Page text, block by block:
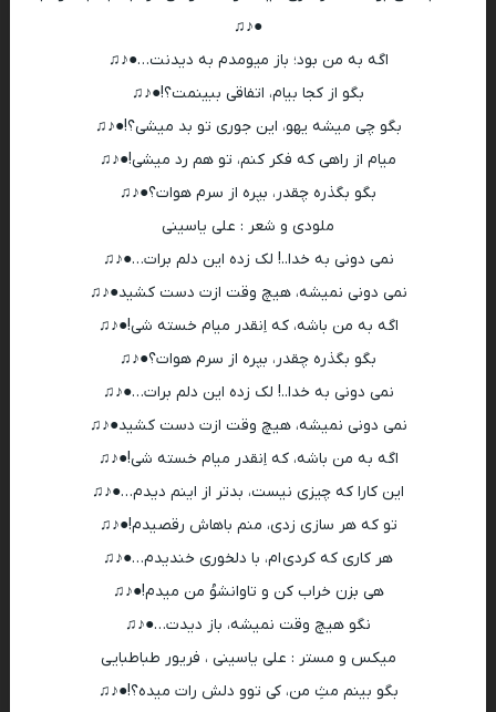
●♪♫
اگه به من بود؛ باز میومدم به دیدنت…●♪♫
بگو از کجا بیام، اتفاقی ببینمت؟!●♪♫
بگو چی میشه یهو، این جوری تو بد میشی؟!●♪♫
میام از راهی که فکر کنم، تو هم رد میشی!●♪♫
بگو بگذره چقدر، بپره از سرم هوات؟●♪♫
ملودی و شعر : علی یاسینی
نمی دونی به خدا..! لک زده این دلم برات…●♪♫
نمی دونی نمیشه، هیچ وقت ازت دست کشید●♪♫
اگه به من باشه، که اِنقدر میام خسته شی!●♪♫
بگو بگذره چقدر، بپره از سرم هوات؟●♪♫
نمی دونی به خدا..! لک زده این دلم برات…●♪♫
نمی دونی نمیشه، هیچ وقت ازت دست کشید●♪♫
اگه به من باشه، که اِنقدر میام خسته شی!●♪♫
این کارا که چیزی نیست، بدتر از اینم دیدم…●♪♫
تو که هر سازی زدی، منم باهاش رقصیدم!●♪♫
هر کاری که کردی ام، با دلخوری خندیدم…●♪♫
هی بزن خراب کن و تاوانشوُ من میدم!●♪♫
نگو هیچ وقت نمیشه، باز دیدت…●♪♫
میکس و مستر : علی یاسینی ، فریور طباطبایی
بگو بینم مثِ من، کی توو دلش رات میده؟!●♪♫